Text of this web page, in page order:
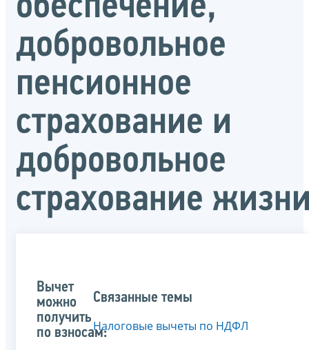
обеспечение,
добровольное
пенсионное
страхование и
добровольное
страхование
Вычет
можно
получить
по взносам:
Связанные темы
Налоговые вычеты по НДФЛ